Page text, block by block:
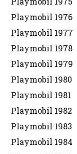
Playmobil 1976
Playmobil 1977
Playmobil 1978
Playmobil 1979
Playmobil 1980
Playmobil 1981
Playmobil 1982
Playmobil 1983
Playmobil 1984